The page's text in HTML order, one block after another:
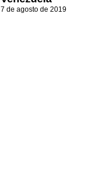
7 de agosto de 2019